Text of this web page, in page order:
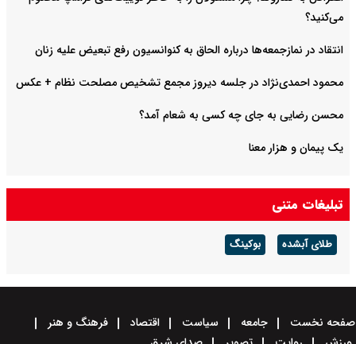
می‌کنید؟
انتقاد در نمازجمعه‌ها درباره الحاق به کنوانسیون رفع تبعیض علیه زنان
محمود احمدی‌نژاد در جلسه دیروز مجمع تشخیص مصلحت نظام + عکس
محسن رضایی به جای چه کسی به شعام آمد؟
یک پیمان و هزار معنا
تبلیغات متنی
طلای آبشده بوکینگ
صفحه نخست جامعه سیاست اقتصاد
فرهنگ و هنر